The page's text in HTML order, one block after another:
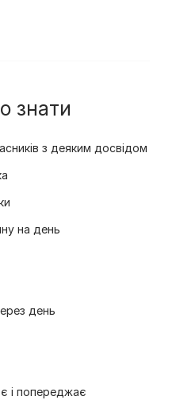
знати
з деяким досвідом
на день
день
і попереджає